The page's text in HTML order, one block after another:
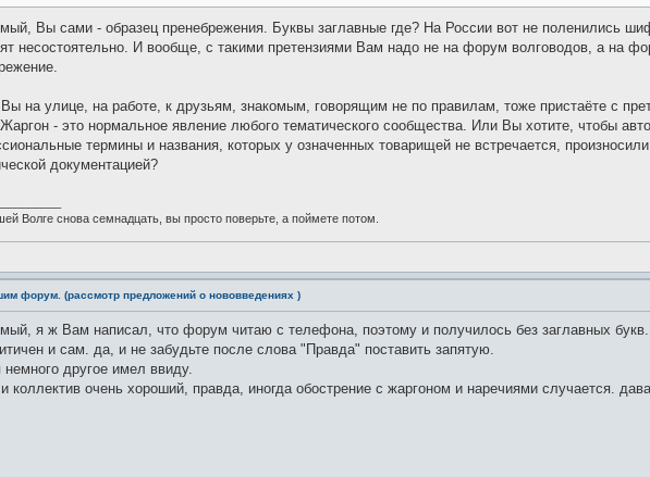
Вы сами - образец пренебрежения. Буквы заглавные где? На России вот не поленились
несостоятельно. И вообще, с такими претензиями Вам надо не на форум волговодов, а на
на улице, на работе, к друзьям, знакомым, говорящим не по правилам, тоже пристаёте с
- это нормальное явление любого тематического сообщества. Или Вы хотите, чтобы
термины и названия, которых у означенных товарищей не встречается,
документацией?
Волге снова семнадцать, вы просто поверьте, а поймете потом.
форум. (рассмотр предложений о нововведениях )
я ж Вам написал, что форум читаю с телефона, поэтому и получилось без заглавных букв.
и сам. да, и не забудьте после слова "Правда" поставить запятую.
немного другое имел ввиду.
и коллектив очень хороший, правда, иногда обострение с жаргоном и наречиями случается.